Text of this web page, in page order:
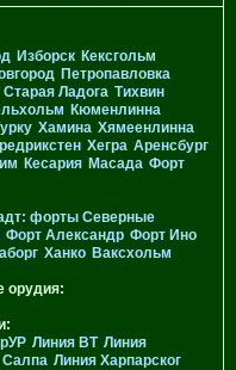
Изборск Кексгольм
Петропавловка
Старая Ладога Тихвин
Кюменлинна
Хамина Хямеенлинна
Хегра Аренсбург
Кесария Масада Форт
форты Северные
Форт Александр Форт Ино
Ханко Ваксхольм
орудия:
Линия ВТ Линия
Салпа Линия Харпарског